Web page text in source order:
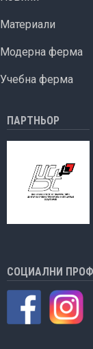
Материали
Модерна ферма
Учебна ферма
ПАРТНЬОР
СОЦИАЛНИ